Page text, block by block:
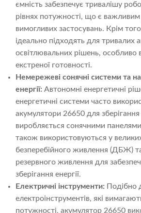
ємність забезпечує тривалішу
рівнях потужності, що є
вимогливих застосувань. Крім
ідеально підходять для тривалих
освітлювальних рішень, особливо
екстреної готовності.
Немережеві сонячні системи та
енергії: Автономні енергетичні
енергетичні системи часто
акумулятори 26650 для зберігання
виробляється сонячними
також використовуються у
безперебійного живлення (ДБЖ)
резервного живлення для
зберігання енергії.
Електричні інструменти: Подібно
електроінструментів, які
потужності, акумулятор 26650